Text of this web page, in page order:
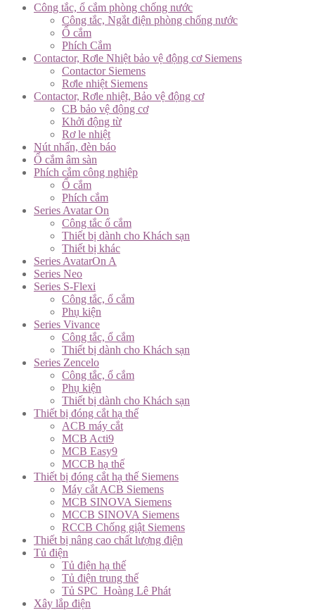
Công tắc, ổ cắm phòng chống nước
Công tắc, Ngắt điện phòng chống nước
Ổ cắm
Phích Cắm
Contactor, Rơle Nhiệt bảo vệ động cơ Siemens
Contactor Siemens
Rơle nhiệt Siemens
Contactor, Rơle nhiệt, Bảo vệ động cơ
CB bảo vệ động cơ
Khởi động từ
Rơ le nhiệt
Nút nhấn, đèn báo
Ổ cắm âm sàn
Phích cắm công nghiệp
Ổ cắm
Phích cắm
Series Avatar On
Công tắc ổ cắm
Thiết bị dành cho Khách sạn
Thiết bị khác
Series AvatarOn A
Series Neo
Series S-Flexi
Công tắc, ổ cắm
Phụ kiện
Series Vivance
Công tắc, ổ cắm
Thiết bị dành cho Khách sạn
Series Zencelo
Công tắc, ổ cắm
Phụ kiện
Thiết bị dành cho Khách sạn
Thiết bị đóng cắt hạ thế
ACB máy cắt
MCB Acti9
MCB Easy9
MCCB hạ thế
Thiết bị đóng cắt hạ thế Siemens
Máy cắt ACB Siemens
MCB SINOVA Siemens
MCCB SINOVA Siemens
RCCB Chống giật Siemens
Thiết bị nâng cao chất lượng điện
Tủ điện
Tủ điện hạ thế
Tủ điện trung thế
Tủ SPC_Hoàng Lê Phát
Xây lắp điện